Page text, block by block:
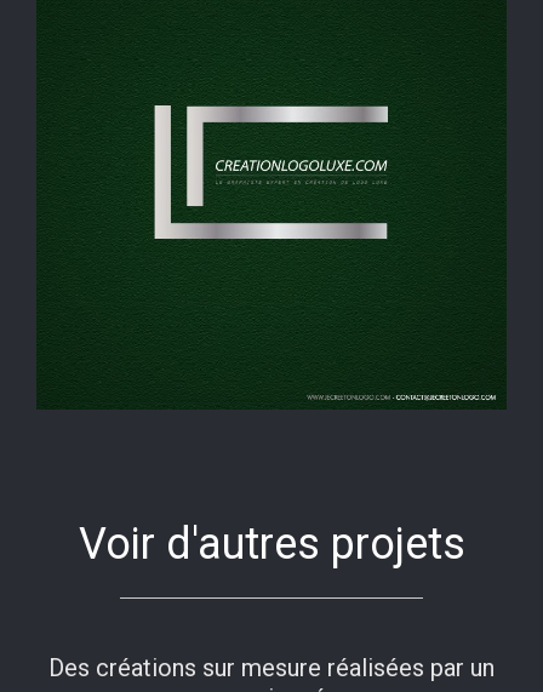
Voir d'autres projets
Des créations sur mesure réalisées par un